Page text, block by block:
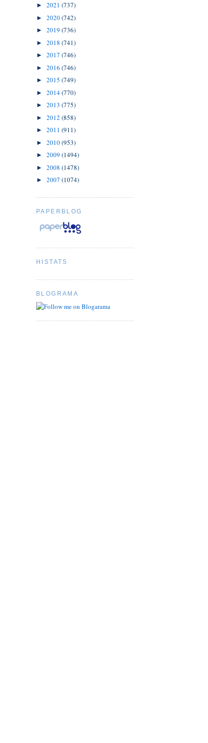
► 2021 (737)
► 2020(742)
► 2019 (736)
► 2018 (741)
► 2017 (746)
► 2016 (746)
► 2015 (749)
► 2014(770)
► 2013 (775)
► 2012 (858)
► 2011 (911)
► 2010(953)
► 2009 (1494)
► 2008 (1478)
► 2007 (1074)
PAPERBLOG
HISTATS
BLOGRAMA